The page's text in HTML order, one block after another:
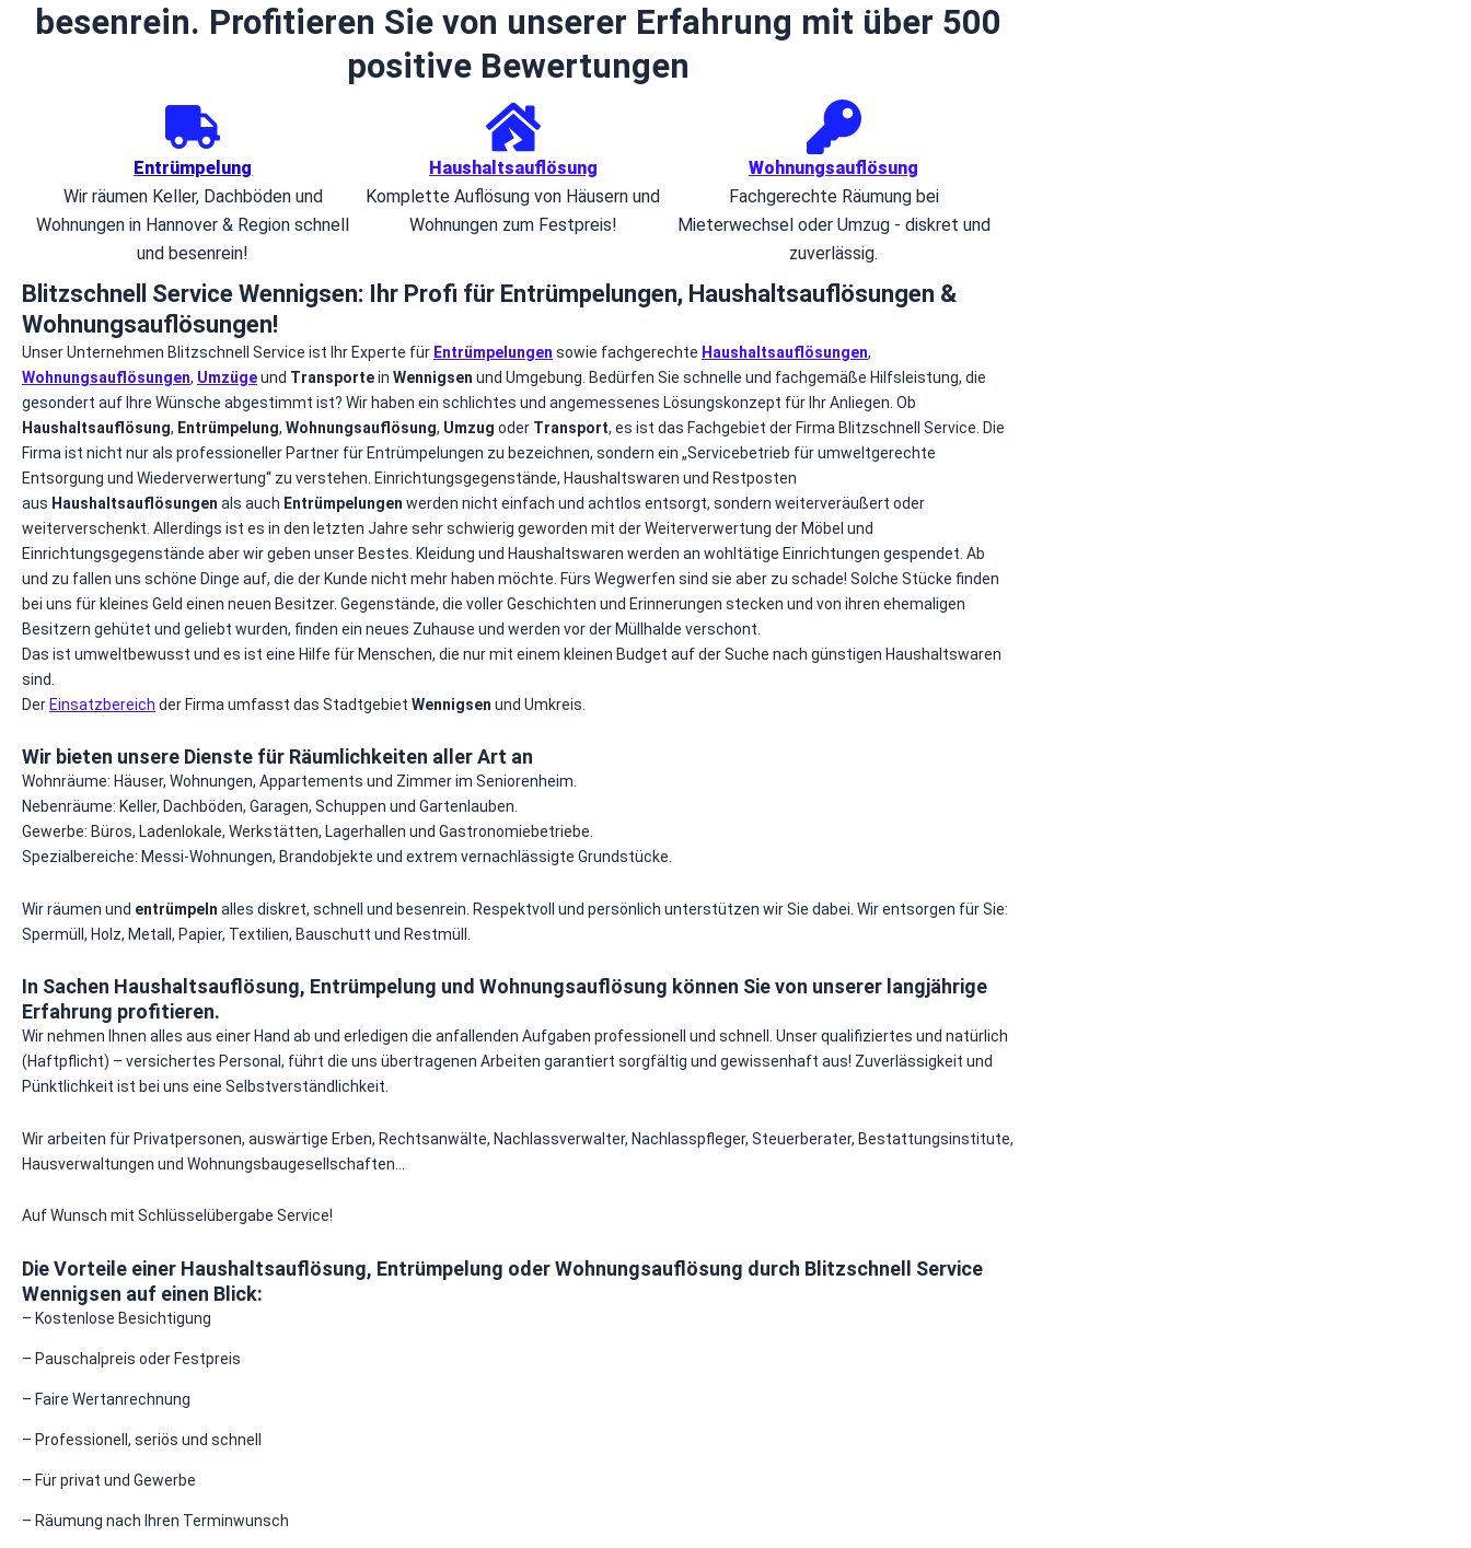
besenrein. Profitieren Sie von unserer Erfahrung mit über 500
positive Bewertungen
Entrümpelung
Wir räumen Keller, Dachböden und
Wohnungen in Hannover & Region schnell
und besenrein!
Haushaltsauflösung
Komplette Auflösung von Häusern und
Wohnungen zum Festpreis!
Wohnungsauflösung
Fachgerechte Räumung bei
Mieterwechsel oder Umzug - diskret und
zuverlässig.
Blitzschnell Service Wennigsen: Ihr Profi für Entrümpelungen, Haushaltsauflösungen &
Wohnungsauflösungen!
Unser Unternehmen Blitzschnell Service ist Ihr Experte für Entrümpelungen sowie fachgerechte Haushaltsauflösungen,
Wohnungsauflösungen, Umzügeund Transportein Wennigsen und Umgebung. Bedürfen Sie schnelle und fachgemäße Hilfsleistung, die
gesondert auf Ihre Wünsche abgestimmt ist? Wir haben ein schlichtes und angemessenes Lösungskonzept für Ihr Anliegen. Ob
Haushaltsauflösung, Entrümpelung, Wohnungsauflösung, Umzug oder Transport, es ist das Fachgebiet der Firma Blitzschnell Service. Die
Firma ist nicht nur als professioneller Partner für Entrümpelungen zu bezeichnen, sondern ein „Servicebetrieb für umweltgerechte
Entsorgung und Wiederverwertung“ zu verstehen. Einrichtungsgegenstände, Haushaltswaren und Restposten
aus Haushaltsauflösungen als auch Entrümpelungen werden nicht einfach und achtlos entsorgt, sondern weiterveräußert oder
weiterverschenkt. Allerdings ist es in den letzten Jahre sehr schwierig geworden mit der Weiterverwertung der Möbel und
Einrichtungsgegenstände aber wir geben unser Bestes. Kleidung und Haushaltswaren werden an wohltätige Einrichtungen gespendet. Ab
und zu fallen uns schöne Dinge auf, die der Kunde nicht mehr haben möchte. Fürs Wegwerfen sind sie aber zu schade! Solche Stücke finden
bei uns für kleines Geld einen neuen Besitzer. Gegenstände, die voller Geschichten und Erinnerungen stecken und von ihren ehemaligen
Besitzern gehütet und geliebt wurden, finden ein neues Zuhause und werden vor der Müllhalde verschont.
Das ist umweltbewusst und es ist eine Hilfe für Menschen, die nur mit einem kleinen Budget auf der Suche nach günstigen Haushaltswaren
sind.
Der Einsatzbereich der Firma umfasst das Stadtgebiet Wennigsen und Umkreis.
Wir bieten unsere Dienste für Räumlichkeiten aller Art an
Wohnräume: Häuser, Wohnungen, Appartements und Zimmer im Seniorenheim.
Nebenräume: Keller, Dachböden, Garagen, Schuppen und Gartenlauben.
Gewerbe: Büros, Ladenlokale, Werkstätten, Lagerhallen und Gastronomiebetriebe.
Spezialbereiche: Messi-Wohnungen, Brandobjekte und extrem vernachlässigte Grundstücke.
Wir räumen und entrümpeln alles diskret, schnell und besenrein. Respektvoll und persönlich unterstützen wir Sie dabei. Wir entsorgen für Sie:
Spermüll, Holz, Metall, Papier, Textilien, Bauschutt und Restmüll.
In Sachen Haushaltsauflösung, Entrümpelung und Wohnungsauflösung können Sie von unserer langjährige
Erfahrung profitieren.
Wir nehmen Ihnen alles aus einer Hand ab und erledigen die anfallenden Aufgaben professionell und schnell. Unser qualifiziertes und natürlich
(Haftpflicht) – versichertes Personal, führt die uns übertragenen Arbeiten garantiert sorgfältig und gewissenhaft aus! Zuverlässigkeit und
Pünktlichkeit ist bei uns eine Selbstverständlichkeit.
Wir arbeiten für Privatpersonen, auswärtige Erben, Rechtsanwälte, Nachlassverwalter, Nachlasspfleger, Steuerberater, Bestattungsinstitute,
Hausverwaltungen und Wohnungsbaugesellschaften…
Auf Wunsch mit Schlüsselübergabe Service!
Die Vorteile einer Haushaltsauflösung, Entrümpelung oder Wohnungsauflösung durch Blitzschnell Service
Wennigsen auf einen Blick:
– Kostenlose Besichtigung
– Pauschalpreis oder Festpreis
– Faire Wertanrechnung
– Professionell, seriös und schnell
– Für privat und Gewerbe
– Räumung nach Ihren Terminwunsch